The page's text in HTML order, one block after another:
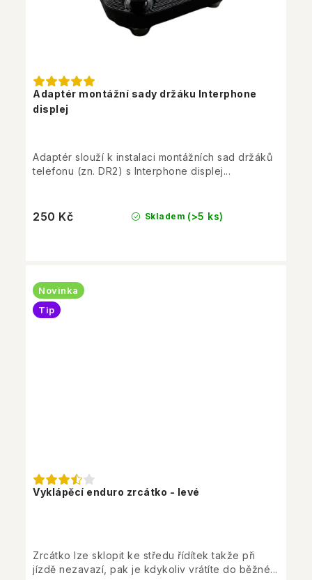
Adaptér montážní sady držáku Interphone
displej
Skladem (>5 ks)
250 Kč
Adaptér slouží k instalaci montážních sad držáků
telefonu (zn. DR2) s Interphone displej...
Vyklápěcí enduro zrcátko - levé
Novinka
Tip
Zrcátko lze sklopit ke středu řídítek takže při
jízdě nezavazí, pak je kdykoliv vrátíte do běžné...